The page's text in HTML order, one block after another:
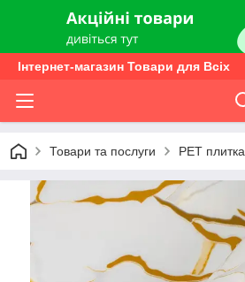
Інтернет-магазин Товари для Всіх
Товари та послуги PЕT плитка